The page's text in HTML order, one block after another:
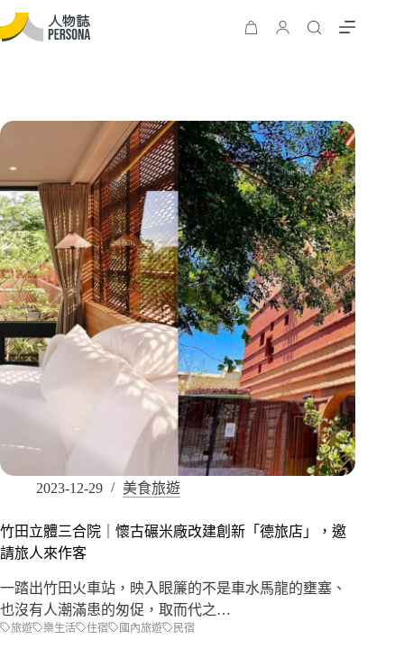
2023-12-29 美食旅遊
竹田立體三合院｜懷古碾米廠改建創新「德旅店」，邀
請旅人來作客
一踏出竹田火車站，映入眼簾的不是車水馬龍的壅塞、
也沒有人潮滿患的匆促，取而代之…
旅遊 樂生活 住宿 國內旅遊 民宿